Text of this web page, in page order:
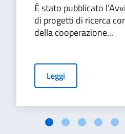
È stato pubblicato
di progetti di ricerca
della cooperazione...
Leggi